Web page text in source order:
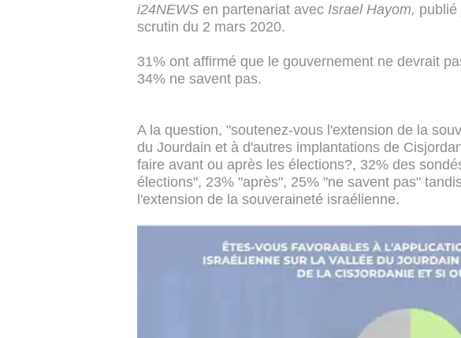
i24NEWS en partenariat avec Israel Hayom, publié
scrutin du 2 mars 2020.
31% ont affirmé que le gouvernement ne devrait
34% ne savent pas.
A la question, "soutenez-vous l'extension de la
du Jourdain et à d'autres implantations de
faire avant ou après les élections?, 32% des
élections", 23% "après", 25% "ne savent pas"
l'extension de la souveraineté israélienne.